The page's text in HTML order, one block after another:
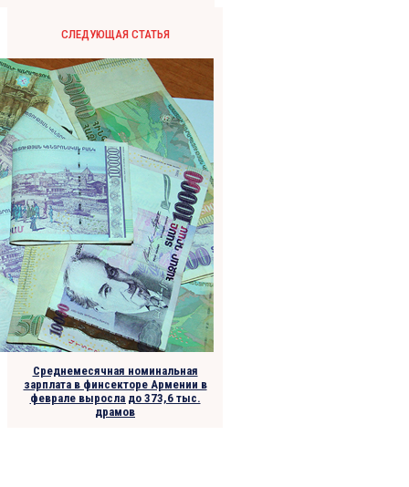
СЛЕДУЮЩАЯ СТАТЬЯ
Среднемесячная номинальная
зарплата в финсекторе Армении в
феврале выросла до 373,6 тыс.
драмов